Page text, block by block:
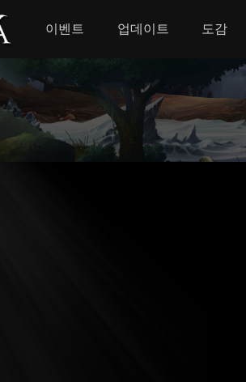
이벤트 업데이트 도감